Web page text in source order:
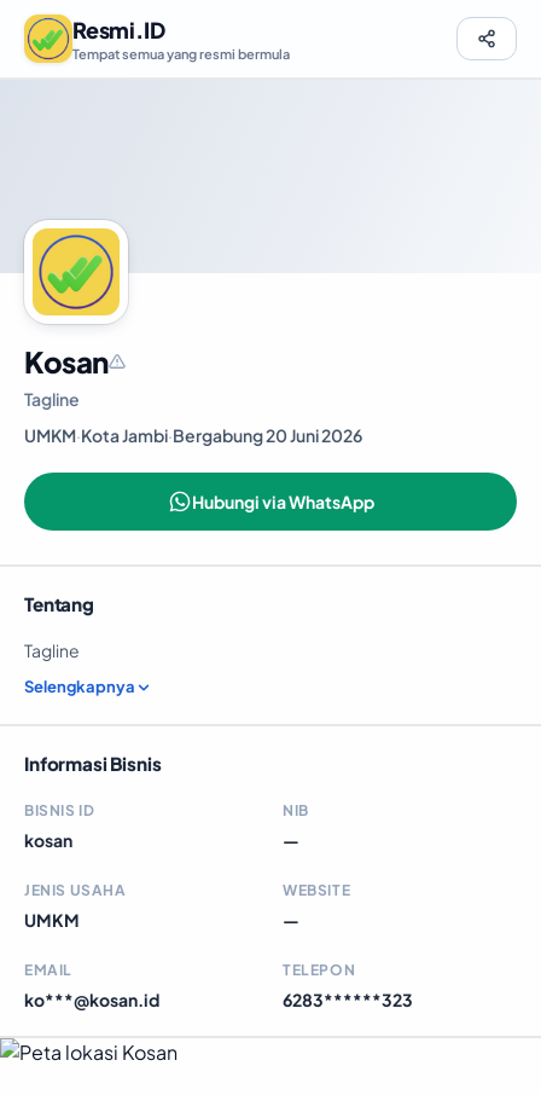
Resmi.ID
Tempat semua yang resmi bermula
Kosan
Tagline
UMKM·Kota Jambi·Bergabung 20 Juni 2026
Hubungi via WhatsApp
Tentang
Tagline
Selengkapnya
Informasi Bisnis
BISNIS ID
kosan
NIB
—
JENIS USAHA
UMKM
WEBSITE
—
EMAIL
ko***@kosan.id
TELEPON
6283******323